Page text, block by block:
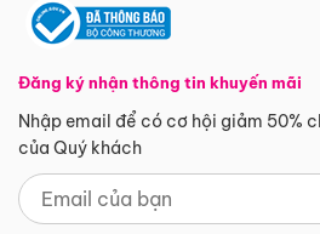
Đăng ký nhận thông tin khuyến mãi
Nhập email để có cơ hội giảm 50%
của Quý khách